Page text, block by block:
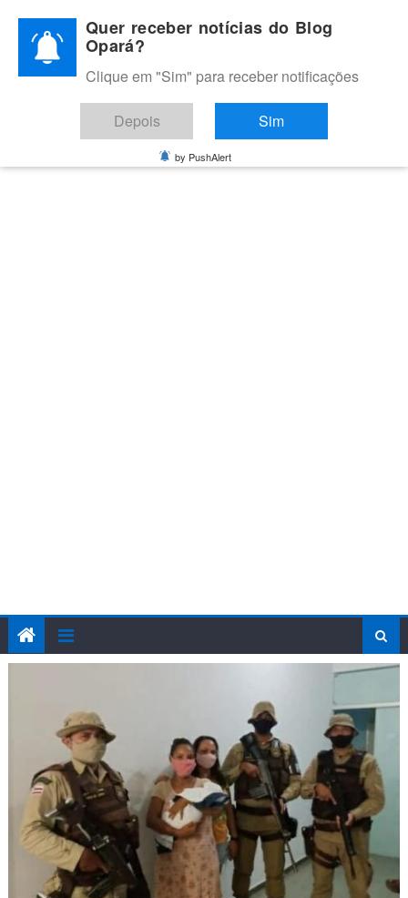
content
BLOG OPARÁ
Melhores notícias de Juazeiro, Petrolina e do Vale do São
Francisco
Quer receber notícias do Blog
Opará?
Clique em "Sim" para receber notificações
Depois Sim
by PushAlert